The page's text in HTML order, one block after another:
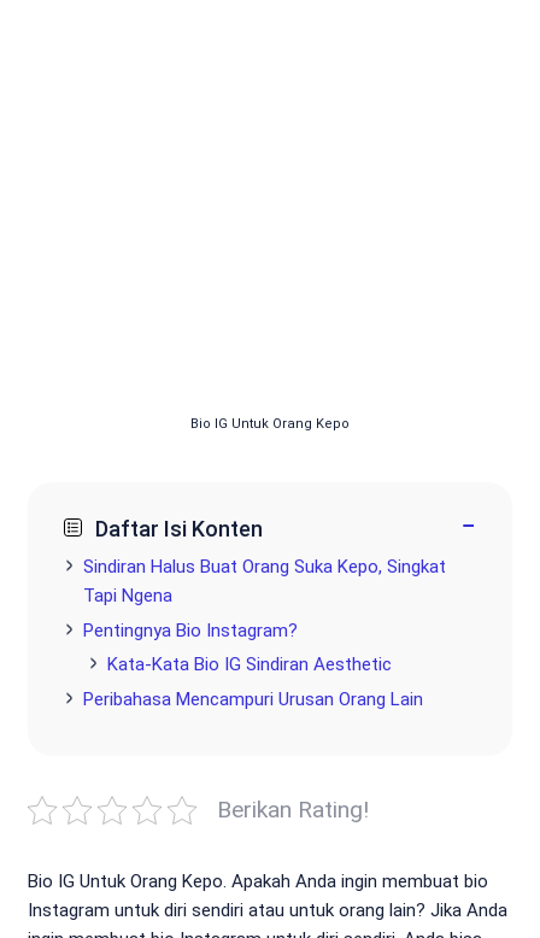
Bio IG Untuk Orang Kepo
Daftar Isi Konten −
Sindiran Halus Buat Orang Suka Kepo, Singkat
Tapi Ngena
Pentingnya Bio Instagram?
Kata-Kata Bio IG Sindiran Aesthetic
Peribahasa Mencampuri Urusan Orang Lain
Berikan Rating!
Bio IG Untuk Orang Kepo. Apakah Anda ingin membuat bio
Instagram untuk diri sendiri atau untuk orang lain? Jika Anda